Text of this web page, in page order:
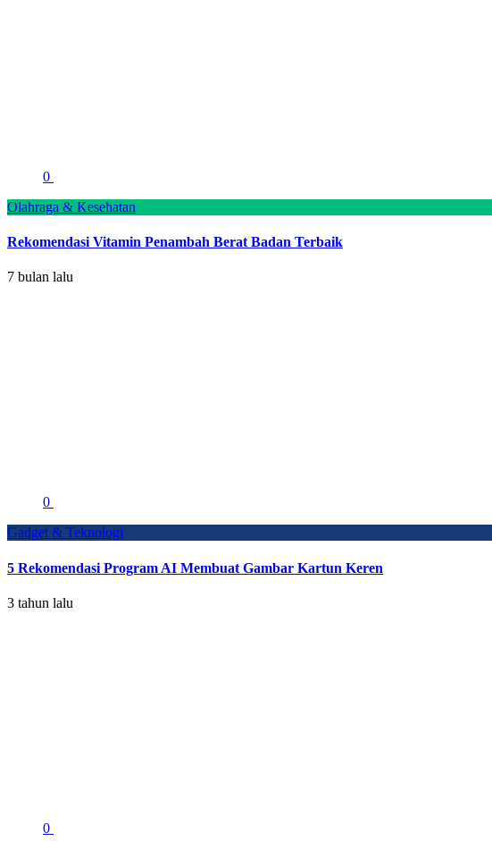
0
Olahraga & Kesehatan
Rekomendasi Vitamin Penambah Berat Badan Terbaik
7 bulan lalu
0
Gadget & Teknologi
5 Rekomendasi Program AI Membuat Gambar Kartun Keren
3 tahun lalu
0